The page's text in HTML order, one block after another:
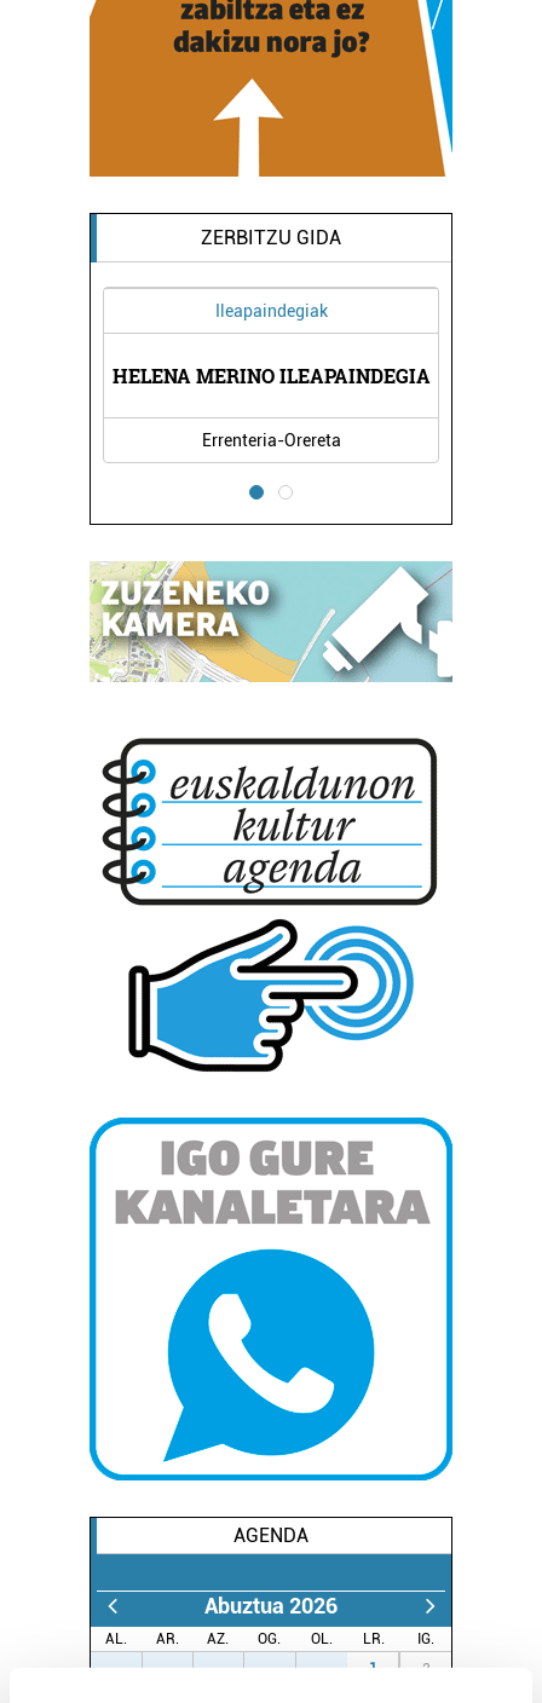
ZERBITZU GIDA
Ileapaindegiak
HELENA MERINO ILEAPAINDEGIA
Errenteria-Orereta
AGENDA
Abuztua 2026
AL. AR. AZ. OG. OL. LR.
IG.
27
28 29 30 31 1 2